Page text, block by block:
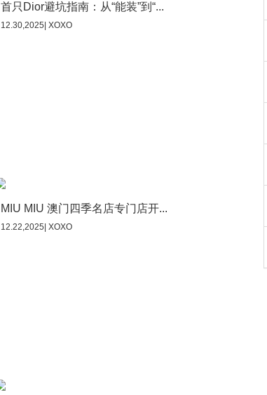
首只Dior避坑指南：从“能装”到“...
12.30,2025| XOXO
MIU MIU 澳门四季名店专门店开...
12.22,2025| XOXO